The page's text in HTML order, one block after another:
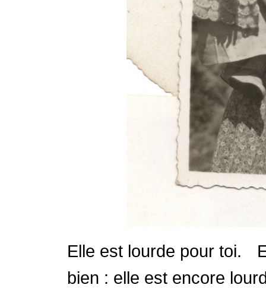
Elle est lourde pour toi.
bien : elle est encore